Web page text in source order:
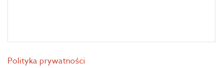
Polityka prywatności